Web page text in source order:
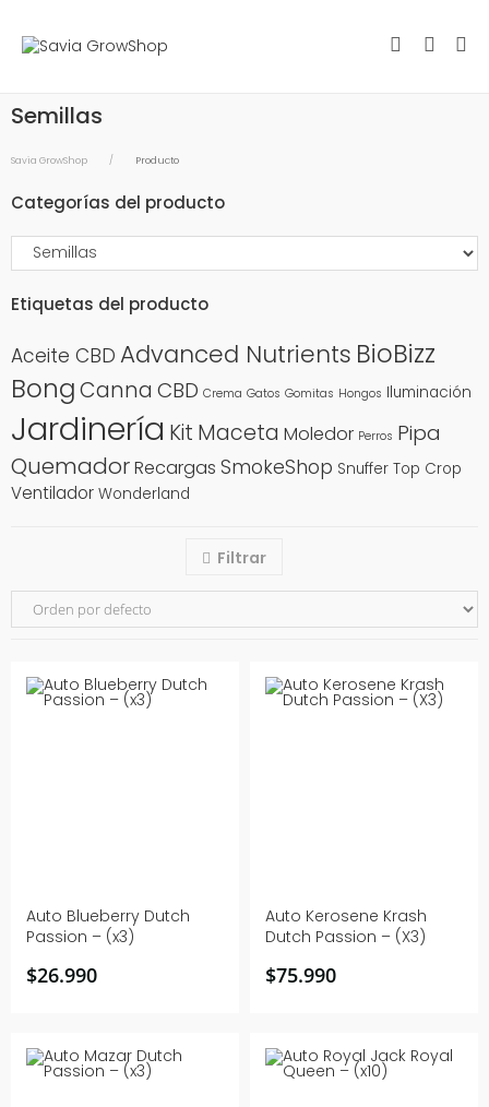
Semillas
Savia GrowShop Producto
Categorías del producto
Etiquetas del producto
Aceite CBD Advanced Nutrients BioBizz
BongCanna CBD Crema Gatos Gomitas Hongos Iluminación
Jardinería Kit Maceta Moledor Perros Pipa
QuemadorRecargas SmokeShop Snuffer Top Crop
Ventilador Wonderland
Filtrar
Auto Blueberry Dutch
Passion – (x3)
$26.990
Auto Kerosene Krash
Dutch Passion – (X3)
$75.990